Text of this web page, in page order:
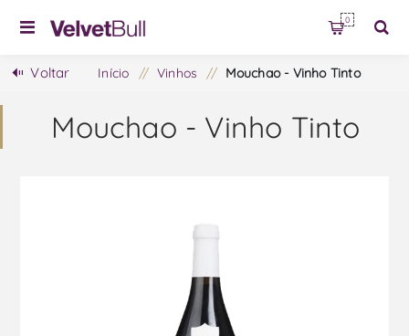
0
Voltar Início / Vinhos / Mouchao - Vinho Tinto
Mouchao - Vinho Tinto